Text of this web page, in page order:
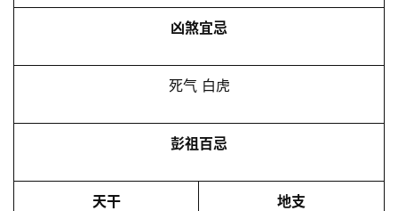
凶煞宜忌
死气 白虎
彭祖百忌
天干 地支